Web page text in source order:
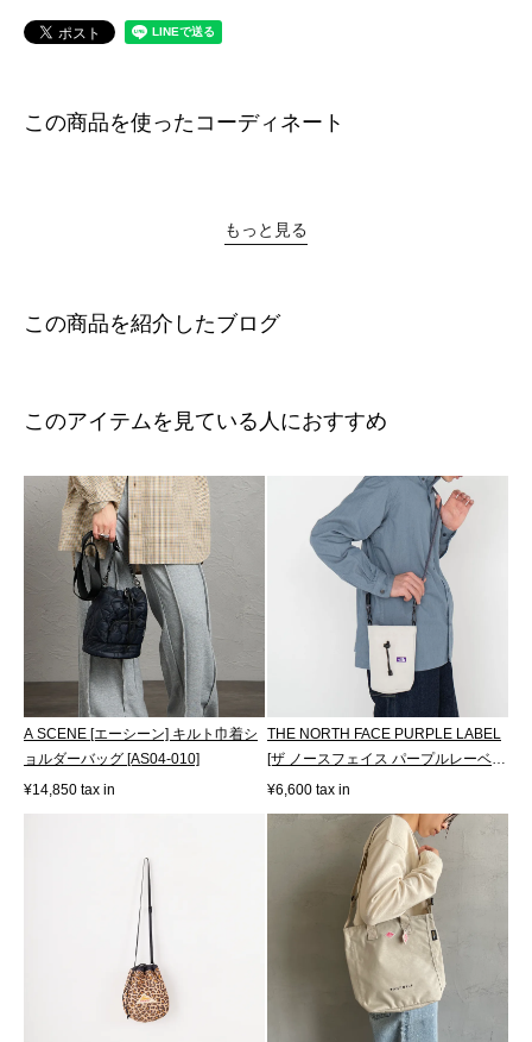
この商品を使ったコーディネート
もっと見る
この商品を紹介したブログ
このアイテムを見ている人におすすめ
A SCENE [エーシーン] キルト巾着シ
ョルダーバッグ [AS04-010]
¥14,850 tax in
THE NORTH FACE PURPLE LABEL
[ザ ノースフェイス パープルレーベ
ル] スト...
¥6,600 tax in